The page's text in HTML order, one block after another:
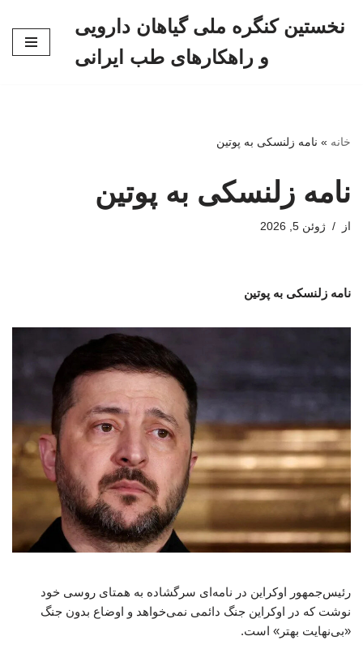
نخستین کنگره ملی گیاهان دارویی
و راهکارهای طب ایرانی
خانه » نامه زلنسکی به پوتین
نامه زلنسکی به پوتین
از ژوئن 5, 2026
نامه زلنسکی به پوتین
رئیس‌جمهور اوکراین در نامه‌ای سرگشاده به همتای روسی خود
نوشت که در اوکراین جنگ دائمی نمی‌خواهد و اوضاع بدون جنگ
«بی‌نهایت بهتر» است.